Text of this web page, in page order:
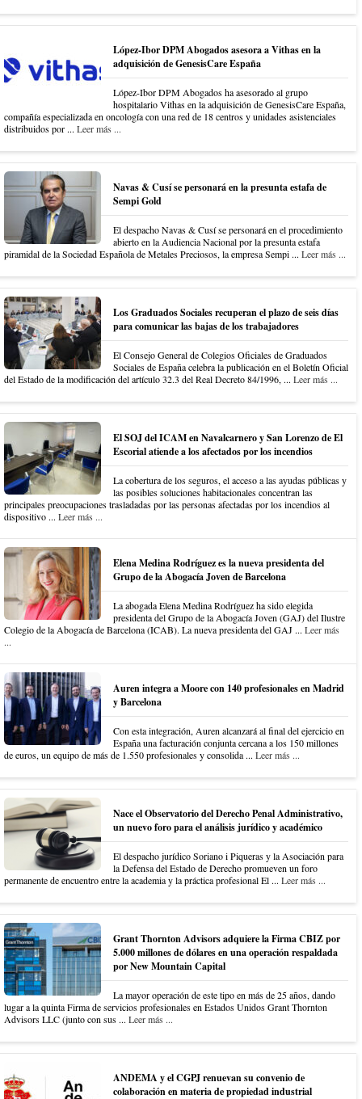
López-Ibor DPM Abogados asesora a Vithas en la
adquisición de GenesisCare España
López-Ibor DPM Abogados ha asesorado al grupo
hospitalario Vithas en la adquisición de GenesisCare España,
compañía especializada en oncología con una red de 18 centros y unidades asistenciales
distribuidos por ... Leer más ...
Navas & Cusí se personará en la presunta estafa de
Sempi Gold
El despacho Navas & Cusí se personará en el procedimiento
abierto en la Audiencia Nacional por la presunta estafa
piramidal de la Sociedad Española de Metales Preciosos, la empresa Sempi ... Leer más ...
Los Graduados Sociales recuperan el plazo de seis días
para comunicar las bajas de los trabajadores
El Consejo General de Colegios Oficiales de Graduados
Sociales de España celebra la publicación en el Boletín Oficial
del Estado de la modificación del artículo 32.3 del Real Decreto 84/1996, ... Leer más ...
El SOJ del ICAM en Navalcarnero y San Lorenzo de El
Escorial atiende a los afectados por los incendios
La cobertura de los seguros, el acceso a las ayudas públicas y
las posibles soluciones habitacionales concentran las
principales preocupaciones trasladadas por las personas afectadas por los incendios al
dispositivo ... Leer más ...
Elena Medina Rodríguez es la nueva presidenta del
Grupo de la Abogacía Joven de Barcelona
La abogada Elena Medina Rodríguez ha sido elegida
presidenta del Grupo de la Abogacía Joven (GAJ) del Ilustre
Colegio de la Abogacía de Barcelona (ICAB). La nueva presidenta del GAJ ... Leer más
...
Auren integra a Moore con 140 profesionales en Madrid
y Barcelona
Con esta integración, Auren alcanzará al final del ejercicio en
España una facturación conjunta cercana a los 150 millones
de euros, un equipo de más de 1.550 profesionales y consolida ... Leer más ...
Nace el Observatorio del Derecho Penal Administrativo,
un nuevo foro para el análisis jurídico y académico
El despacho jurídico Soriano i Piqueras y la Asociación para
la Defensa del Estado de Derecho promueven un foro
permanente de encuentro entre la academia y la práctica profesional El ... Leer más ...
Grant Thornton Advisors adquiere la Firma CBIZ por
5.000 millones de dólares en una operación respaldada
por New Mountain Capital
La mayor operación de este tipo en más de 25 años, dando
lugar a la quinta Firma de servicios profesionales en Estados Unidos Grant Thornton
Advisors LLC (junto con sus ... Leer más ...
ANDEMA y el CGPJ renuevan su convenio de
colaboración en materia de propiedad industrial